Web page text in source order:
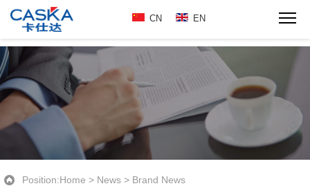
CN EN
Position:Home > News > Brand News